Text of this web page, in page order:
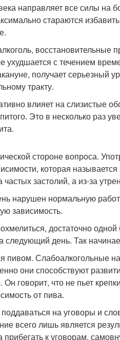
направляет все силы на
стараются
восстановительные
ухудшается с течением
получает серьезный
тракту.
влияет на слизистые
Это в несколько раз
стороне вопроса.
которая
частых застолий, а из-за
нарушен нормальную
зависимость.
достаточно
день. Так
пивом. Слабоалкогольные
они способствуют
говорит, что не пьет
от пива.
на уговоры и
всего лишь является
к уговорам,